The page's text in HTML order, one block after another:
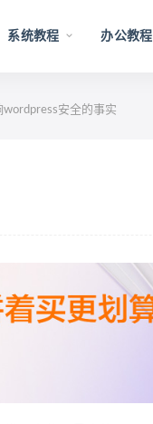
系统教程 办公教程
wordpress安全的事实